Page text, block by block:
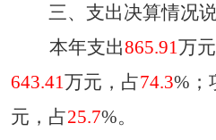
三、支出决算情况
本年支出865.91万
643.41万元，占74.3%；
元，占25.7%。